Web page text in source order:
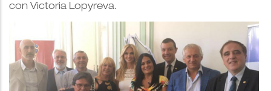
con Victoria Lopyreva.